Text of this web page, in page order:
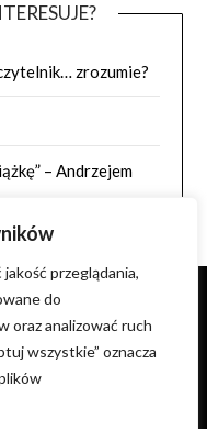
przeglądania,
do
oraz analizować ruch
wszystkie” oznacza
zrozumie?
– Andrzejem
ZDJĘĆ I TREŚCI
STRONACH.